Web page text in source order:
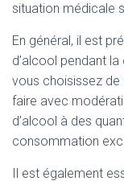
situation médicale
En général, il est
d’alcool pendant
vous choisissez de
faire avec
d’alcool à des
consommation
Il est également